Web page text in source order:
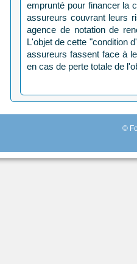
emprunté pour financer la
assureurs couvrant leurs
agence de notation de
L'objet de cette "condition
assureurs fassent face à
en cas de perte totale de
©